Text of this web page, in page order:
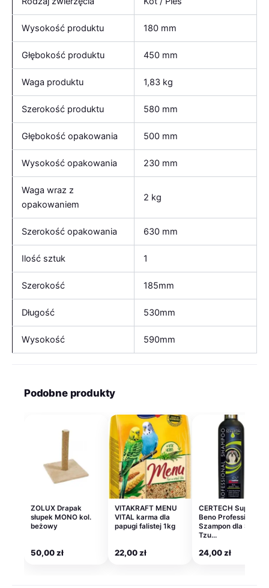
Wysokość produktu 180 mm
Głębokość produktu 450 mm
Waga produktu 1,83 kg
Szerokość produktu 580 mm
Głębokość opakowania 500 mm
Wysokość opakowania 230 mm
Waga wraz z
opakowaniem
2 kg
Szerokość opakowania 630 mm
Ilość sztuk 1
Szerokość 185mm
Długość 530mm
Wysokość 590mm
Podobne produkty
ZOLUX Drapak
słupek MONO kol.
beżowy
50,00zł
VITAKRAFT MENU
VITAL karma dla
papugi falistej 1kg
22,00zł
CERTECH Super
Beno Professional –
Szampon dla Shih
Tzu…
24,00zł